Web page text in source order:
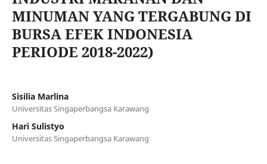
MINUMAN YANG TERGABUNG DI
BURSA EFEK INDONESIA
PERIODE 2018-2022)
Sisilia Marlina
Universitas Singaperbangsa Karawang
Hari Sulistyo
Universitas Singaperbangsa Karawang